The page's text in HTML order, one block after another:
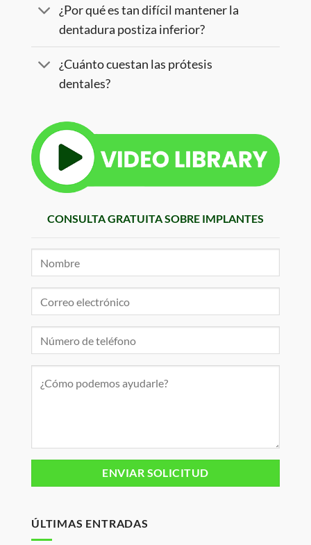
¿Por qué es tan difícil mantener la
dentadura postiza inferior?
¿Cuánto cuestan las prótesis
dentales?
CONSULTA GRATUITA SOBRE IMPLANTES
ÚLTIMAS ENTRADAS